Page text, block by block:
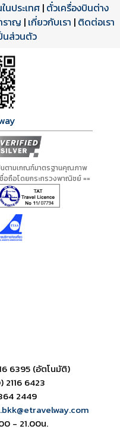
ดหน้าเต็ม
เต็ม
นประเทศ| ตั๋วเครื่องบินต่าง
ราญ | เกี่ยวกับเรา | ติดต่อเรา
นส่วนตัว
นตามเกณฑ์มาตรฐานคุณภาพ
อถือโดยกระทรวงพาณิชย์ ==
6395 (อัตโนมัติ)
2116 6423
2449
- 21.00น.